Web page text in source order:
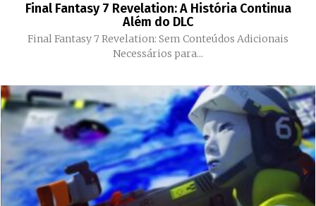
Final Fantasy 7 Revelation: A História Continua
Além do DLC
Final Fantasy 7 Revelation: Sem Conteúdos Adicionais
Necessários para...